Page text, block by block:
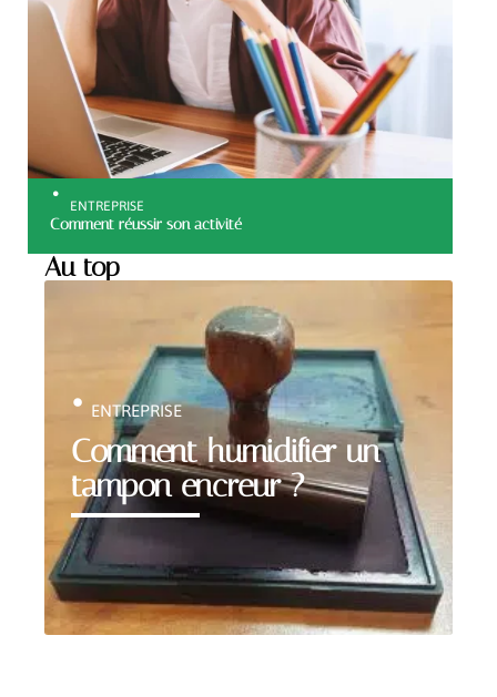
ENTREPRISE
Comment réussir son activité
Au top
Comment humidifier un
tampon encreur ?
ENTREPRISE